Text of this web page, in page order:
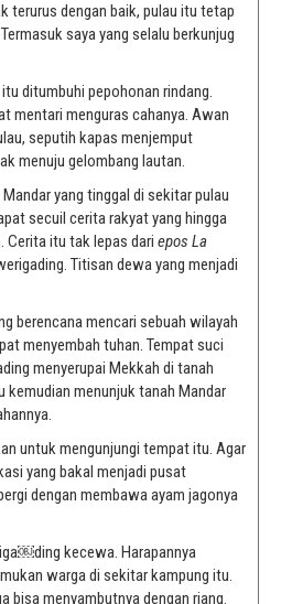
terurus dengan baik, pulau itu tetap
saya yang selalu berkunjug
ditumbuhi pepohonan rindang.
mentari menguras cahanya. Awan
seputih kapas menjemput
menuju gelombang lautan.
yang tinggal di sekitar pulau
secuil cerita rakyat yang hingga
Cerita itu tak lepas dari epos La
Titisan dewa yang menjadi
berencana mencari sebuah wilayah
menyembah tuhan. Tempat suci
menyerupai Mekkah di tanah
kemudian menunjuk tanah Mandar
untuk mengunjungi tempat itu. Agar
yang bakal menjadi pusat
dengan membawa ayam jagonya
kecewa. Harapannya
warga di sekitar kampung itu.
bisa menyambutnya dengan riang.